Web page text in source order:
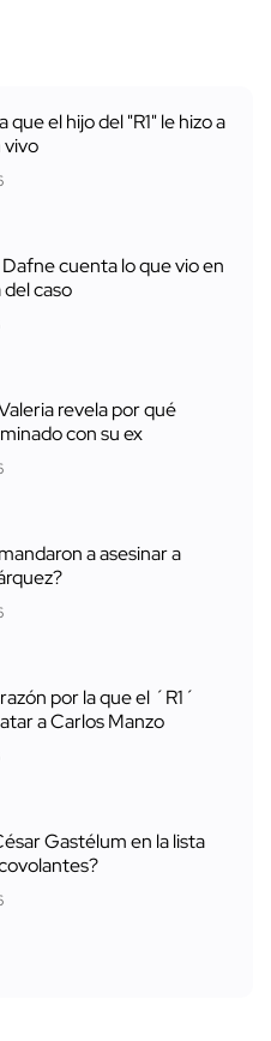
que el hijo del "R1" le hizo a
vivo
cuenta lo que vio en
caso
revela por qué
con su ex
a asesinar a
por la que el ´R1´
a Carlos Manzo
Gastélum en la lista